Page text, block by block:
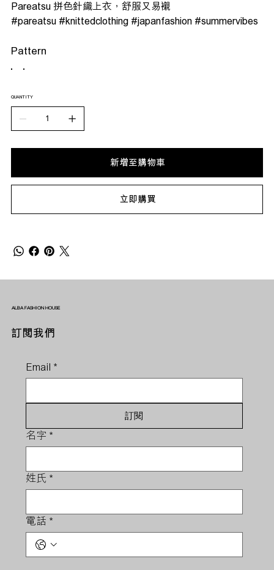
Pareatsu 拼色針織上衣，舒服又易襯
#pareatsu #knittedclothing #japanfashion #summervibes
Pattern
QUANTITY
新增至購物車
立即購買
ALBA FASHION HOUSE
訂閱我們
Email *
訂閱
名字 *
姓氏 *
電話 *